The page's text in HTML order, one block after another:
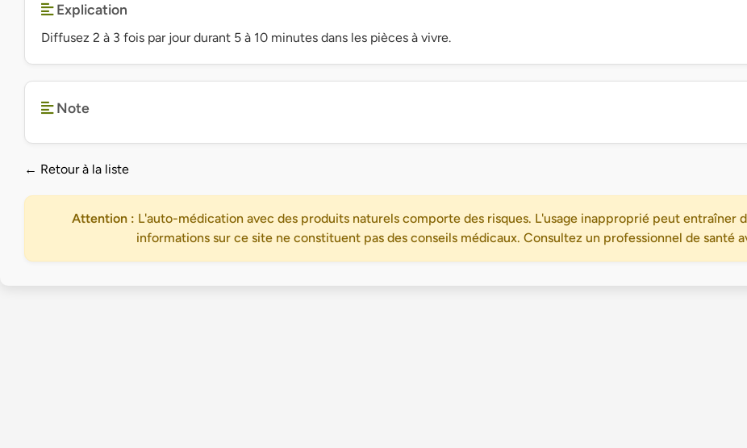
Explication
Diffusez 2 à 3 fois par jour durant 5 à 10 minutes dans les pièces à vivre.
Note
← Retour à la liste
Attention : L'auto-médication avec des produits naturels comporte des risques. L'usage inapproprié peut entraîner
informations sur ce site ne constituent pas des conseils médicaux. Consultez un professionnel de santé